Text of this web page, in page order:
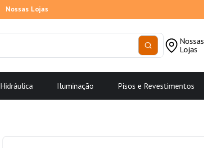
Nossas Lojas
Nossas
Lojas
Hidráulica Iluminação Pisos e Revestimentos